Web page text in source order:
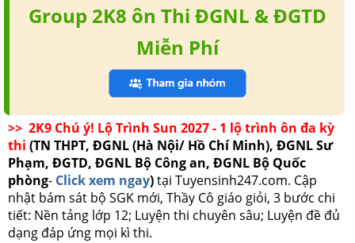
Group 2K8 ôn Thi ĐGNL & ĐGTD
Miễn Phí
>> 2K9 Chú ý! Lộ Trình Sun 2027 - 1 lộ trình ôn đa kỳ
thi (TN THPT, ĐGNL (Hà Nội/ Hồ Chí Minh), ĐGNL Sư
Phạm, ĐGTD, ĐGNL Bộ Công an, ĐGNL Bộ Quốc
phòng- Click xem ngay)tại Tuyensinh247.com. Cập
nhật bám sát bộ SGK mới, Thầy Cô giáo giỏi, 3 bước chi
tiết: Nền tảng lớp 12; Luyện thi chuyên sâu; Luyện đề đủ
dạng đáp ứng mọi kì thi.